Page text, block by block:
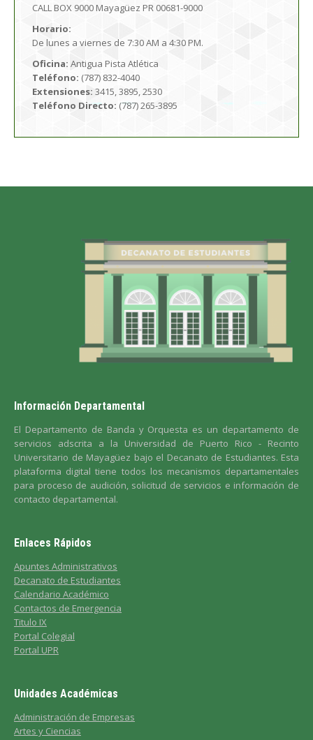
CALL BOX 9000 Mayagüez PR 00681-9000
Horario:
De lunes a viernes de 7:30 AM a 4:30 PM.
Oficina: Antigua Pista Atlética
Teléfono: (787) 832-4040
Extensiones: 3415, 3895, 2530
Teléfono Directo: (787) 265-3895
Información Departamental
El Departamento de Banda y Orquesta es un departamento de
servicios adscrita a la Universidad de Puerto Rico - Recinto
Universitario de Mayagüez bajo el Decanato de Estudiantes. Esta
plataforma digital tiene todos los mecanismos departamentales
para proceso de audición, solicitud de servicios e información de
contacto departamental.
Enlaces Rápidos
Apuntes Administrativos
Decanato de Estudiantes
Calendario Académico
Contactos de Emergencia
Titulo IX
Portal Colegial
Portal UPR
Unidades Académicas
Administración de Empresas
Artes y Ciencias